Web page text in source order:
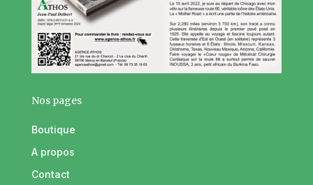
Nos pages
Boutique
A propos
Contact